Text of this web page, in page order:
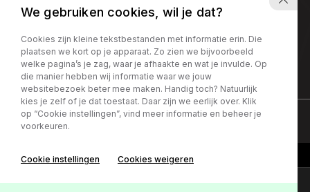
Openingstijden
Ma - Vr:
9.00 - 18.00
Za:
10.00 - 16.00
Zondag:
Gesloten
Privacy policy
We gebruiken cookies, wil je dat?
Cookies zijn kleine tekstbestanden met informatie erin. Die
plaatsen we kort op je apparaat. Zo zien we bijvoorbeeld
welke pagina’s je zag, waar je afhaakte en wat je invulde. Op
die manier hebben wij informatie waar we jouw
websitebezoek beter mee maken. Handig toch? Natuurlijk
kies je zelf of je dat toestaat. Daar zijn we eerlijk over. Klik
op “Cookie instellingen”, vind meer informatie en beheer je
voorkeuren.
Cookie instellingen Cookies weigeren